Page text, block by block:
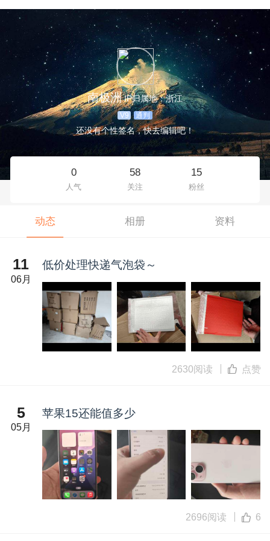
南极洲 IP归属地：浙江
V9 通判
还没有个性签名，快去编辑吧！
0
人气
58
关注
15
粉丝
动态 相册 资料
11
06月
低价处理快递气泡袋～
2630阅读 点赞
5
05月
苹果15还能值多少
2696阅读 6